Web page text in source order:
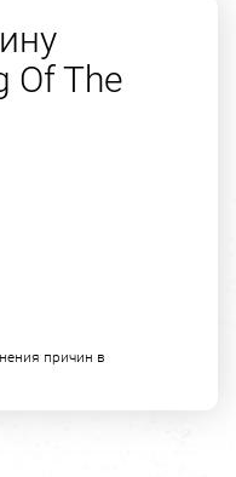
Of The
причин в